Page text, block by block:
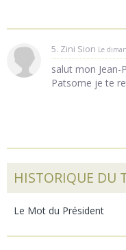
5. Zini Sion Le
salut mon Jean-
Patsome je te
HISTORIQUE DU
Le Mot du Président